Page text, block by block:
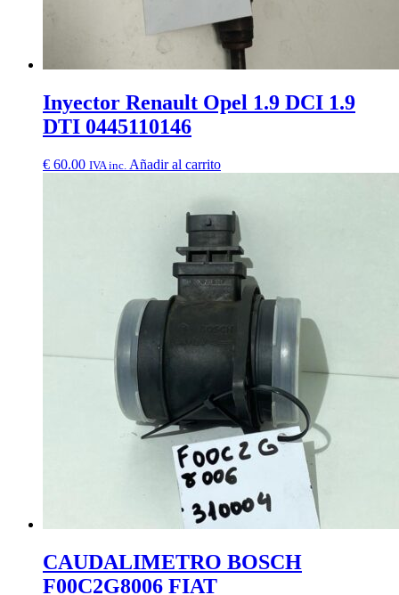
Inyector Renault Opel 1.9 DCI 1.9
DTI 0445110146
€ 60.00 IVA inc. Añadir al carrito
CAUDALIMETRO BOSCH
F00C2G8006 FIAT